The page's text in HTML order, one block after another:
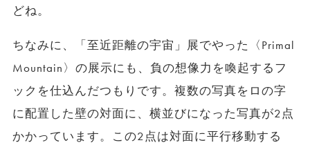
どね。
ちなみに、「至近距離の宇宙」展でやった〈Primal
Mountain〉の展示にも、負の想像力を喚起するフ
ックを仕込んだつもりです。複数の写真をロの字
に配置した壁の対面に、横並びになった写真が2点
かかっています。この2点は対面に平行移動する